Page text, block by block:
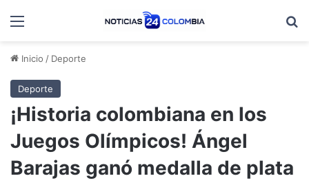
Menú
Inicio / Deporte
Deporte
¡Historia colombiana en los
Juegos Olímpicos! Ángel
Barajas ganó medalla de plata